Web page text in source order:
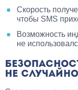
Скорость
чтобы SMS
Возможность
не
НЕ